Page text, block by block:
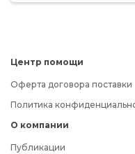
Центр помощи
Оферта договора поставки
Политика
О компании
Публикации